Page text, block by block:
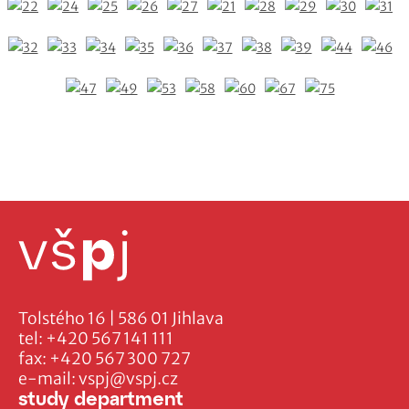
Tolstého 16 | 586 01 Jihlava
tel: +420 567 141 111
fax: +420 567 300 727
e-mail:vspj@vspj.cz
study department